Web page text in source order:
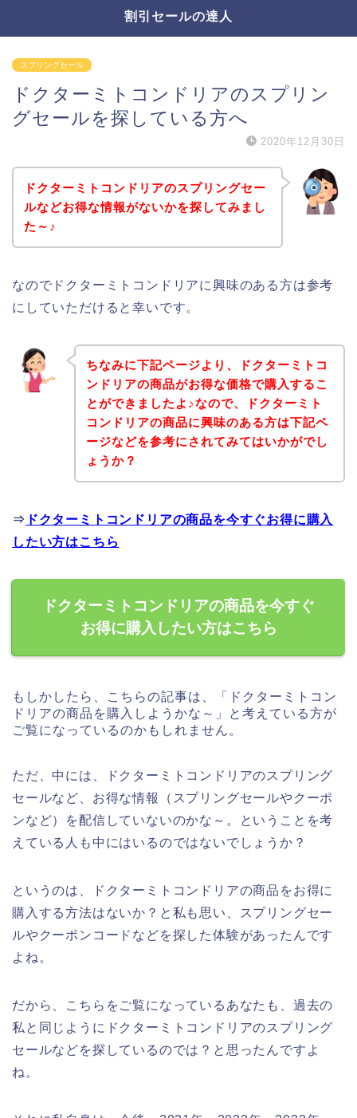
割引セールの達人
スプリングセール
ドクターミトコンドリアのスプリン
グセールを探している方へ
2020年12月30日
ドクターミトコンドリアのスプリングセー
ルなどお得な情報がないかを探してみまし
た～♪
なのでドクターミトコンドリアに興味のある方は参考
にしていただけると幸いです。
ちなみに下記ページより、ドクターミトコ
ンドリアの商品がお得な価格で購入するこ
とができましたよ♪なので、ドクターミト
コンドリアの商品に興味のある方は下記ペ
ージなどを参考にされてみてはいかがでし
ょうか？
⇒ ドクターミトコンドリアの商品を今すぐお得に購入
したい方はこちら
ドクターミトコンドリアの商品を今すぐ
お得に購入したい方はこちら
もしかしたら、こちらの記事は、「ドクターミトコン
ドリアの商品を購入しようかな～」と考えている方が
ご覧になっているのかもしれません。
ただ、中には、ドクターミトコンドリアのスプリング
セールなど、お得な情報（スプリングセールやクーポ
ンなど）を配信していないのかな～。ということを考
えている人も中にはいるのではないでしょうか？
というのは、ドクターミトコンドリアの商品をお得に
購入する方法はないか？と私も思い、スプリングセー
ルやクーポンコードなどを探した体験があったんです
よね。
だから、こちらをご覧になっているあなたも、過去の
私と同じようにドクターミトコンドリアのスプリング
セールなどを探しているのでは？と思ったんですよ
ね。